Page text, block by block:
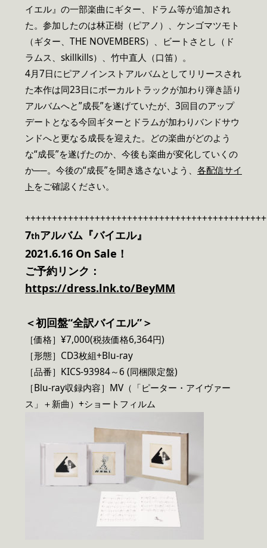
イエル』の一部楽曲にギター、ドラム等が追加され
た。参加したのは林正樹（ピアノ）、ケンゴマツモト
（ギター、THE NOVEMBERS）、ビートさとし（ド
ラムス、skillkills）、竹中直人（口笛）。
4月7日にピアノインストアルバムとしてリリースされ
た本作は同23日にボーカルトラックが加わり弾き語り
アルバムへと”成長”を遂げていたが、3回目のアップ
デートとなる今回ギターとドラムが加わりバンドサウ
ンドへと更なる成長を迎えた。どの楽曲がどのよう
な“成長”を遂げたのか、今後も楽曲が変化していくの
か──。今後の“成長”を聞き逃さないよう、 各配信サイ
ト をご確認ください。
7thアルバム『バイエル』
2021.6.16 On Sale ！
ご予約リンク：
https://dress.lnk.to/BeyMM
＜初回盤“全訳バイエル”＞
［価格］¥7,000(税抜価格6,364円)
［形態］CD3枚組+Blu-ray
［品番］KICS-93984～6 (同梱限定盤)
［Blu-ray収録内容］MV（「ピーター・アイヴァー
ス」＋新曲）+ショートフィルム